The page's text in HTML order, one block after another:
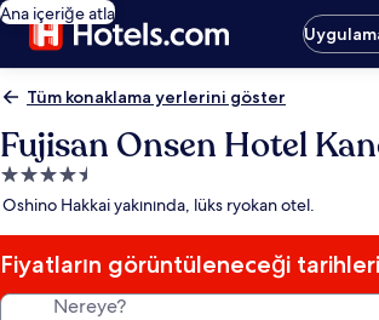
Ana içeriğe atla
Tüm konaklama yerlerini göster
Fujisan Onsen Hotel
4.5
yıldızlı
yeri
Oshino Hakkai yakınında, lüks ryokan otel.
Fiyatların görüntüleneceği
Nereye?